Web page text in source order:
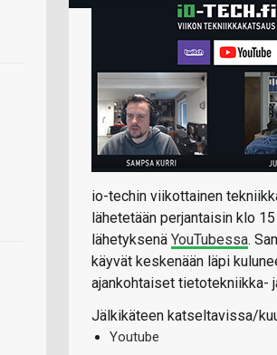
io-techin viikottainen
lähetetään perjantaisin klo
lähetyksenä YouTubessa.
käyvät keskenään läpi
ajankohtaiset tietotekniikka-
Jälkikäteen katseltavissa/
Youtube